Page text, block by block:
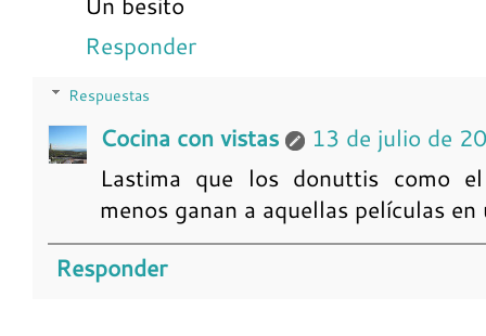
Responder
Respuestas
Cocina con vistas
13 de julio de
Lastima que los donuttis como
menos ganan a aquellas películas
Responder